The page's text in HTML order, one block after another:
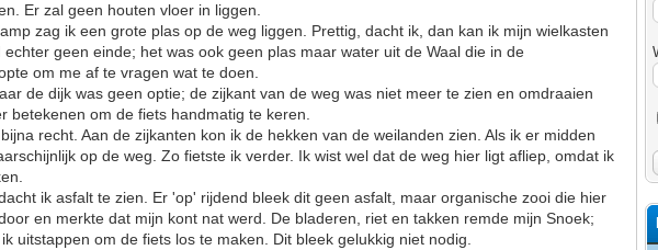
Er zal geen houten vloer in liggen.
zag ik een grote plas op de weg liggen. Prettig, dacht ik, dan kan ik mijn wielkasten
geen einde; het was ook geen plas maar water uit de Waal die in de
om me af te vragen wat te doen.
de dijk was geen optie; de zijkant van de weg was niet meer te zien en omdraaien
betekenen om de fiets handmatig te keren.
recht. Aan de zijkanten kon ik de hekken van de weilanden zien. Als ik er midden
op de weg. Zo fietste ik verder. Ik wist wel dat de weg hier ligt afliep, omdat ik
ik asfalt te zien. Er 'op' rijdend bleek dit geen asfalt, maar organische zooi die hier
en merkte dat mijn kont nat werd. De bladeren, riet en takken remde mijn Snoek;
uitstappen om de fiets los te maken. Dit bleek gelukkig niet nodig.